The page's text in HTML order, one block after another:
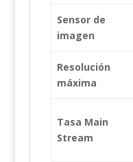
Sensor de
imagen
Resolución
máxima
Tasa Main
Stream